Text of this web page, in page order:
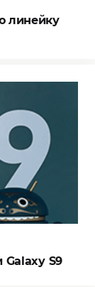
линейку
Galaxy S9